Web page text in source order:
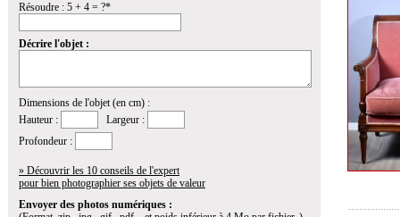
Résoudre : 5 + 4 = ?*
Décrire l'objet :
Dimensions de l'objet (en cm) :
Hauteur :
Largeur :
Profondeur :
» Découvrir les 10 conseils de l'expert
pour bien photographier ses objets de valeur
Envoyer des photos numériques :